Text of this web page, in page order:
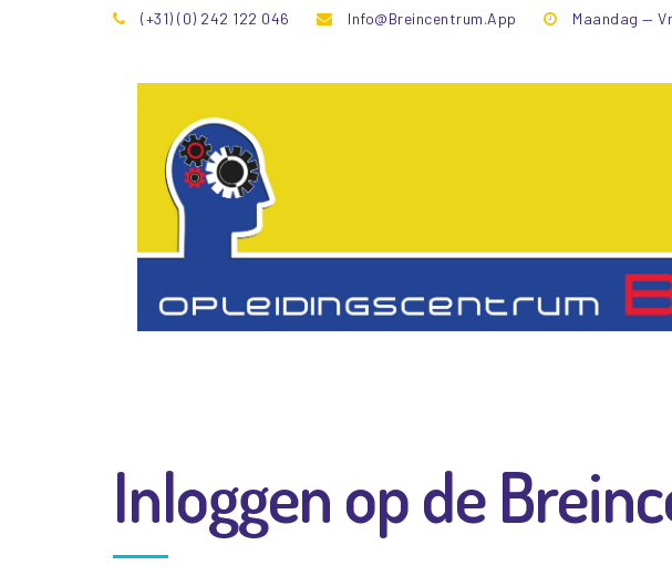
(+31) (0) 242 122 046 Info@breincentrum.app Maandag —
Inlogscherm
Inloggen op de